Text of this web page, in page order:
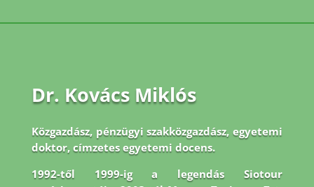
Dr. Kovács Miklós
Közgazdász, pénzügyi szakközgazdász, egyetemi
doktor, címzetes egyetemi docens.
1992-től 1999-ig a legendás Siotour